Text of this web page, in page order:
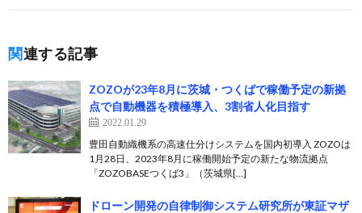
関連する記事
ZOZOが23年8月に茨城・つくばで稼働予定の新拠
点で自動機器を積極導入、3割省人化目指す
2022.01.29
豊田自動織機系の高速仕分けシステムを国内初導入 ZOZOは
1月28日、2023年8月に稼働開始予定の新たな物流拠点
「ZOZOBASEつくば3」（茨城県[…]
ドローン開発の自律制御システム研究所が東証マザ